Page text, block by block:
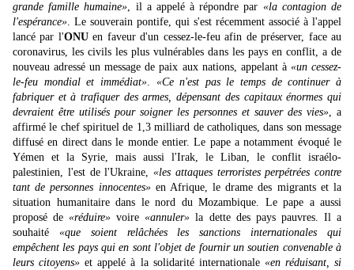
grande famille humaine», il a appelé à répondre par «la contagion de
l'espérance». Le souverain pontife, qui s'est récemment associé à l'appel
lancé par l'ONUen faveur d'un cessez-le-feu afin de préserver, face au
coronavirus, les civils les plus vulnérables dans les pays en conflit, a de
nouveau adressé un message de paix aux nations, appelant à «un cessez-
le-feu mondial et immédiat». «Ce n'est pas le temps de continuer à
fabriquer et à trafiquer des armes, dépensant des capitaux énormes qui
devraient être utilisés pour soigner les personnes et sauver des vies», a
affirmé le chef spirituel de 1,3 milliard de catholiques, dans son message
diffusé en direct dans le monde entier. Le pape a notamment évoqué le
Yémen et la Syrie, mais aussi l'Irak, le Liban, le conflit israélo-
palestinien, l'est de l'Ukraine, «les attaques terroristes perpétrées contre
tant de personnes innocentes»en Afrique, le drame des migrants et la
situation humanitaire dans le nord du Mozambique. Le pape a aussi
proposé de «réduire» voire«annuler»la dette des pays pauvres. Il a
souhaité «que soient relâchées les sanctions internationales qui
empêchent les pays qui en sont l'objet de fournir un soutien convenable à
leurs citoyens»et appelé à la solidarité internationale «en réduisant, si